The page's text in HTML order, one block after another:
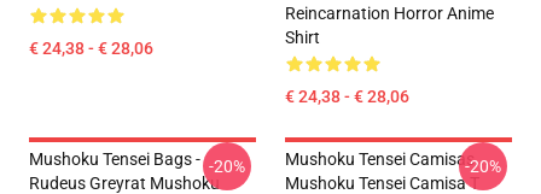
€ 24,38 - € 28,06
Reincarnation Horror Anime
Shirt
€ 24,38 - € 28,06
Mushoku Tensei Bags -
Rudeus Greyrat Mushoku
-20%
Mushoku Tensei Camisas...
Mushoku Tensei Camisa T
-20%